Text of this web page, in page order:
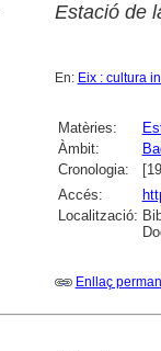
Estació de
En: Eix : cultura
Matèries:
Àmbit:
Cronologia:
Accés:
Localització:
Enllaç